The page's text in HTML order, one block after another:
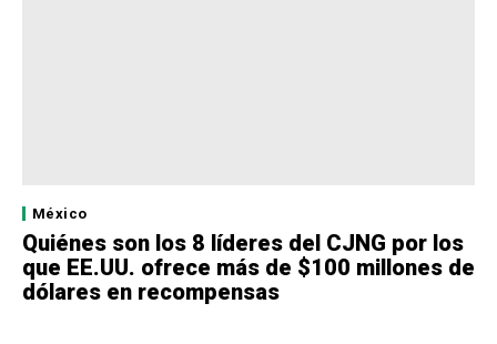
México
Quiénes son los 8 líderes del CJNG por los
que EE.UU. ofrece más de $100 millones de
dólares en recompensas